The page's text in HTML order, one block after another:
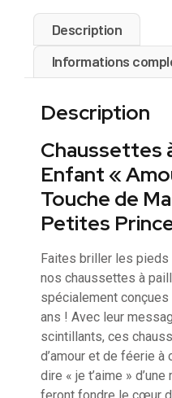
Description
Informations
Description
Chaussettes
Enfant «
Touche de
Petites
Faites briller les
nos chaussettes à
spécialement
ans ! Avec leur
scintillants, ces
d’amour et de féerie à
dire « je t’aime »